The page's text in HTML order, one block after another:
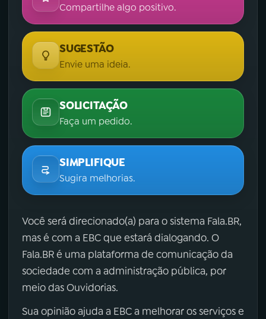
Compartilhe algo positivo.
SUGESTÃO
Envie uma ideia.
SOLICITAÇÃO
Faça um pedido.
SIMPLIFIQUE
Sugira melhorias.
Você será direcionado(a) para o sistema Fala.BR,
mas é com a EBC que estará dialogando. O
Fala.BR é uma plataforma de comunicação da
sociedade com a administração pública, por
meio das Ouvidorias.
Sua opinião ajuda a EBC a melhorar os serviços e